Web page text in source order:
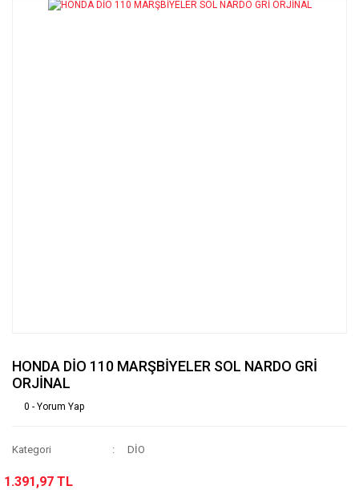
HONDA DİO 110 MARŞBİYELER SOL NARDO GRİ
ORJİNAL
0 - Yorum Yap
Kategori DİO
1.391,97 TL